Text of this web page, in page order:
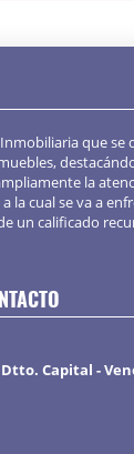
que se
la
la cual se va a
un calificado
Capital -